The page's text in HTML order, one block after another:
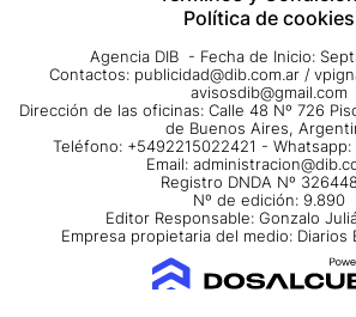
Política de cookies
Agencia DIB - Fecha de Inicio:
Contactos: publicidad@dib.com.ar /
avisosdib@gmail.com
Dirección de las oficinas: Calle 48 Nº 726
de Buenos Aires,
Teléfono: +5492215022421 -
Email:
Registro DNDA Nº
Nº de edición: 9.890
Editor Responsable: Gonzalo
Empresa propietaria del medio: Diarios